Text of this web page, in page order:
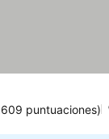
puntuaciones)